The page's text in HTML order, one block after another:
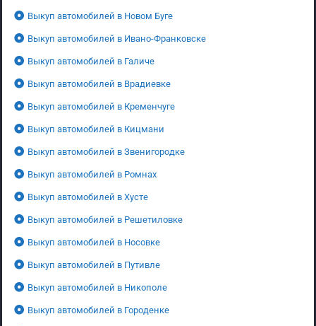
Выкуп автомобилей в Новом Буге
Выкуп автомобилей в Ивано-Франковске
Выкуп автомобилей в Галиче
Выкуп автомобилей в Врадиевке
Выкуп автомобилей в Кременчуге
Выкуп автомобилей в Кицмани
Выкуп автомобилей в Звенигородке
Выкуп автомобилей в Ромнах
Выкуп автомобилей в Хусте
Выкуп автомобилей в Решетиловке
Выкуп автомобилей в Носовке
Выкуп автомобилей в Путивле
Выкуп автомобилей в Никополе
Выкуп автомобилей в Городенке